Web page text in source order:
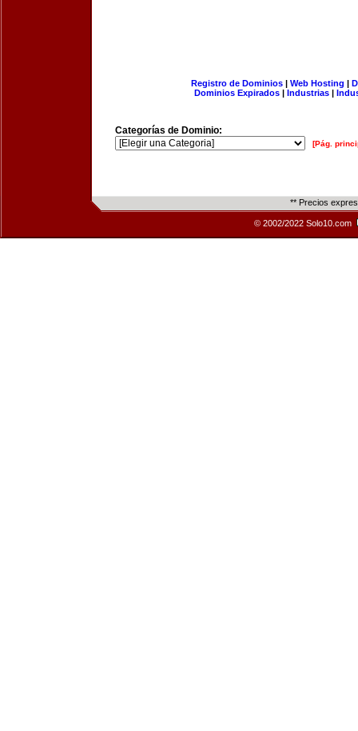
Registro de Dominios| Web Hosting |
Dominios Expirados | Industrias |
Categorías de Dominio:
[Pág.
** Precios
© 2002/2022 Solo10.com